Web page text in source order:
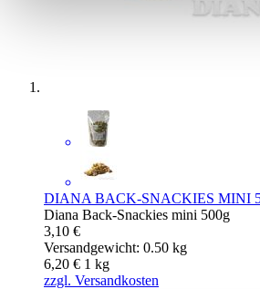
DIANA BACK-SNACKIES MINI
Diana Back-Snackies mini 500g
3,10 €
Versandgewicht: 0.50 kg
6,20 € 1 kg
zzgl. Versandkosten